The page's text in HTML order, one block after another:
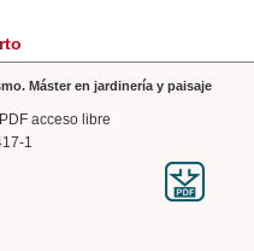
Máster en jardinería y paisaje
acceso libre
1